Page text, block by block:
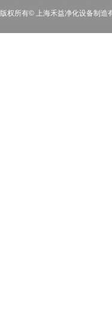
版权所有© 上海禾益净化设备制造